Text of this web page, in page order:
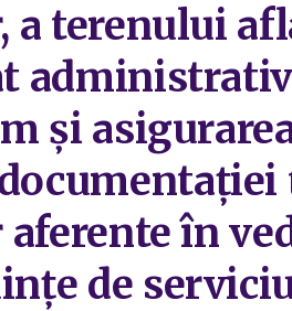
a terenului
și
în
de